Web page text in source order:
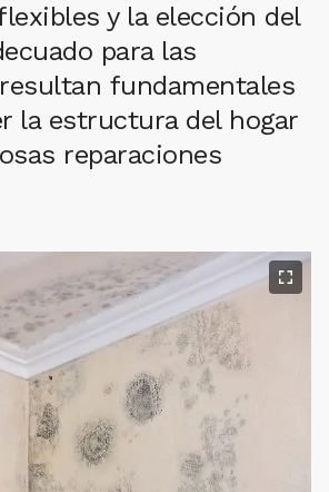
y la elección del
para las
fundamentales
la estructura del hogar
reparaciones